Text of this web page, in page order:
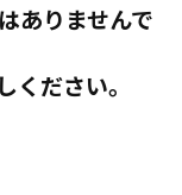
ありませんで
ださい。